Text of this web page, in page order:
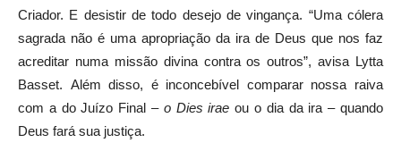
Criador. E desistir de todo desejo de vingança. “Uma cólera
sagrada não é uma apropriação da ira de Deus que nos faz
acreditar numa missão divina contra os outros”, avisa Lytta
Basset. Além disso, é inconcebível comparar nossa raiva
com a do Juízo Final – o Dies irae ou o dia da ira – quando
Deus fará sua justiça.